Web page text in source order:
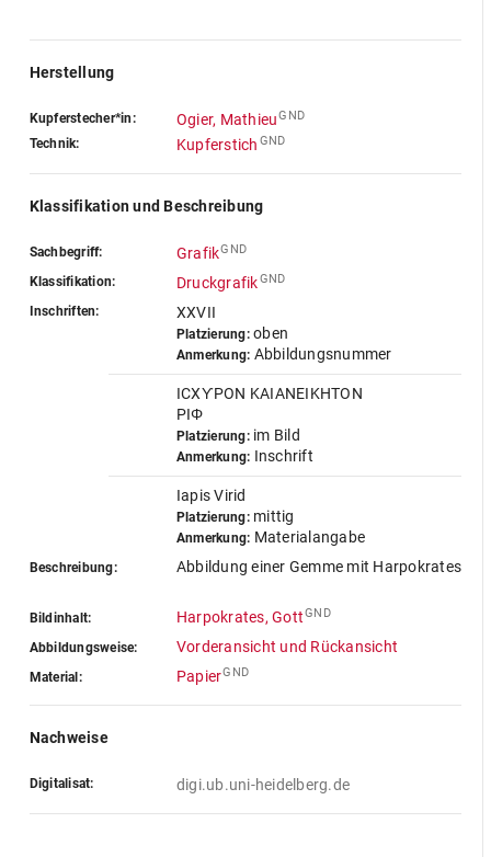
Herstellung
Kupferstecher*in: Ogier, MathieuGND
Technik: Kupferstich GND
Klassifikation und Beschreibung
Sachbegriff: GrafikGND
Klassifikation: DruckgrafikGND
Inschriften: XXVII
Platzierung:oben
Anmerkung: Abbildungsnummer
ICXƳPON KAIANEIKHTON
PIΦ
Platzierung:im Bild
Anmerkung: Inschrift
Iapis Virid
Platzierung:mittig
Anmerkung: Materialangabe
Beschreibung: Abbildung einer Gemme mit Harpokrates
Bildinhalt: Harpokrates, GottGND
Abbildungsweise: Vorderansicht und Rückansicht
Material: PapierGND
Nachweise
Digitalisat: digi.ub.uni-heidelberg.de